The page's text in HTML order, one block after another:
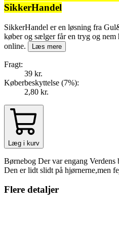
SikkerHandel
SikkerHandel er en løsning fra
køber og sælger får en tryg og nem
online.
Læs mere
Fragt:
39 kr.
Køberbeskyttelse (7%):
2,80 kr.
Læg i kurv
Børnebog Der var engang
Den er lidt slidt på hjørnerne,men
Flere detaljer